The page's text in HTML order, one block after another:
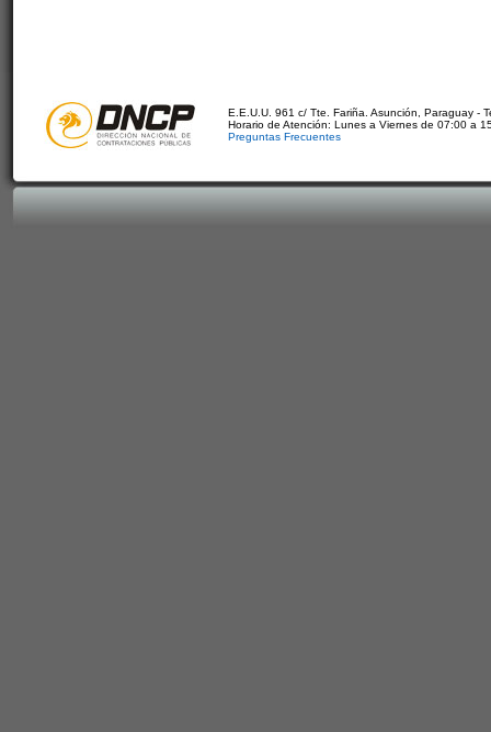
E.E.U.U. 961 c/ Tte. Fariña. Asunción, Paraguay -
Horario de Atención: Lunes a Viernes de 07:00 a
Preguntas Frecuentes